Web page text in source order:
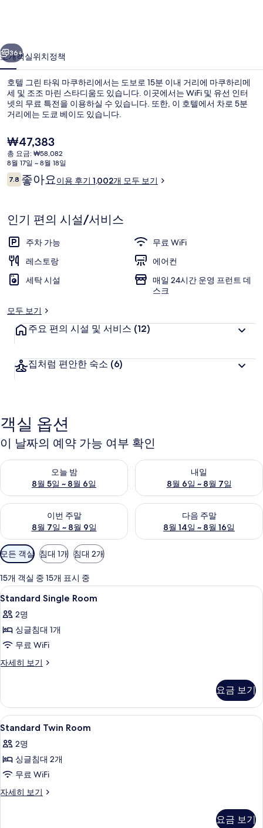
쿠
하
리
의
진
갤
러
외관
36+
소개객실위치정책
호텔 그린 타워 마쿠하리에서는 도보로 15분 이내 거리에 마쿠하리메
세 및 조조 마린 스타디움도 있습니다. 이곳에서는 WiFi 및 유선 인터
넷의 무료 특전을 이용하실 수 있습니다. 또한, 이 호텔에서 차로 5분
거리에는 도쿄 베이도 있습니다.
현
재
가
격
은
₩47,383
총 요금: ₩58,082
8월 17일 ~ 8월 18일
이
용
기
7.810점 만점 중 7.8점.
좋아요이용 후기 1,002개 모두 보기
인기 편의 시설/서비스
주차 가능
무료 WiFi
레스토랑
에어컨
세탁 시설
매일 24시간 운영 프런트 데
스크
모두 보기
주요 편의 시설 및 서비스 (12)
집처럼 편안한 숙소 (6)
객실 옵션
이 날짜의 예약 가능 여부 확인
오늘 밤
8월 5일 ~ 8월 6일
오늘 밤 예약 가능 여부 확인, 8월 5일 ~ 8월 6일
내일
8월 6일 ~ 8월 7일
내일 예약 가능 여부 확인, 8월
이번 주말
8월 7일 ~ 8월 9일
이번 주말 예약 가능 여부 확인, 8월 7일 ~ 8월 9일
다음 주말
8월 14일 ~ 8월 16일
다음 주말 예약 가능 여부 확인,
객
실
에
사
용
가
능
한
터
모든 객실 침대 1개 침대 2개
15개 객실 중 15개 표시 중
Standard
Single
Room
사
진
모
기
1
Standard Single Room
2명
싱글침대 1개
무료 WiFi
자세히 보기
Standard
세
히
보
요금 보기
Standard
Twin
Room
사
진
모
1
Standard Twin Room
2명
싱글침대 2개
무료 WiFi
자세히 보기
Standard
요금 보기